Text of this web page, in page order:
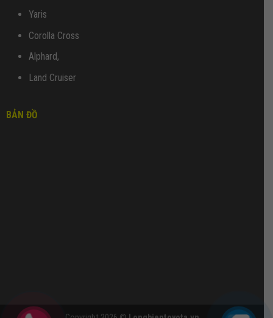
Yaris
Corolla Cross
Alphard,
Land Cruiser
BẢN ĐỒ